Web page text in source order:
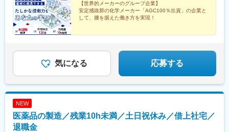
制度や住宅手当など、住環境へのサポートも充実しています。実
際に、滋賀県・京都府・愛知県出身のメンバーで、社宅制度を活
用して活躍しています！＼社宅周辺も充実／都市部と比較し、朝
晩静かな環境な若狭。道も分かりやすく、渋滞がないため快適に
合病院：車10分・小浜IC：車5分◎小浜工場・上中工場につい
て、社宅からどちらも車で15分です！
【世界的メーカーのグループ企業】
安定感抜群の化学メーカー「AGC100％出資」の企業と
して、腰を据えた働き方を実現！
気になる 応募する
NEW
医薬品の製造／残業10h未満／土日祝休み／借上社宅／
退職金